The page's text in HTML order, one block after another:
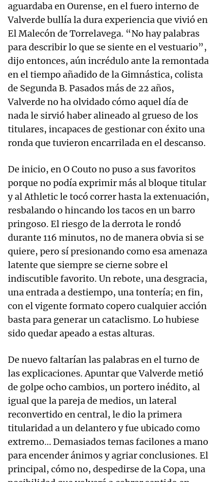
aguardaba en Ourense, en el fuero interno de
Valverde bullía la dura experiencia que vivió en
El Malecón de Torrelavega. “No hay palabras
para describir lo que se siente en el vestuario”,
dijo entonces, aún incrédulo ante la remontada
en el tiempo añadido de la Gimnástica, colista
de Segunda B. Pasados más de 22 años,
Valverde no ha olvidado cómo aquel día de
nada le sirvió haber alineado al grueso de los
titulares, incapaces de gestionar con éxito una
ronda que tuvieron encarrilada en el descanso.
De inicio, en O Couto no puso a sus favoritos
porque no podía exprimir más al bloque titular
y al Athletic le tocó correr hasta la extenuación,
resbalando o hincando los tacos en un barro
pringoso. El riesgo de la derrota le rondó
durante 116 minutos, no de manera obvia si se
quiere, pero sí presionando como esa amenaza
latente que siempre se cierne sobre el
indiscutible favorito. Un rebote, una desgracia,
una entrada a destiempo, una tontería; en fin,
con el vigente formato copero cualquier acción
basta para generar un cataclismo. Lo hubiese
sido quedar apeado a estas alturas.
De nuevo faltarían las palabras en el turno de
las explicaciones. Apuntar que Valverde metió
de golpe ocho cambios, un portero inédito, al
igual que la pareja de medios, un lateral
reconvertido en central, le dio la primera
titularidad a un delantero y fue ubicado como
extremo… Demasiados temas facilones a mano
para encender ánimos y agriar conclusiones. El
principal, cómo no, despedirse de la Copa, una